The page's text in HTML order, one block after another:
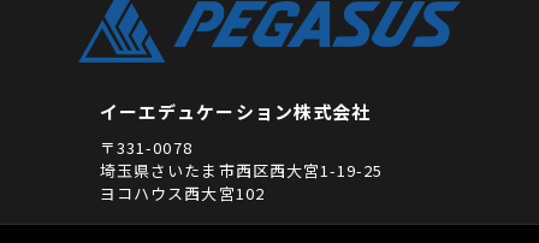
イーエデュケーション株式会社
〒331-0078
埼玉県さいたま市西区西大宮1-19-25
ヨコハウス西大宮102